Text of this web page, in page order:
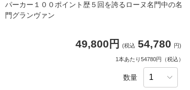
パーカー１００ポイント歴５回を誇るローヌ名門中の名
門グランヴァン
49,800円 (税込 54,780 円)
1本あたり54780円（税込）
数量